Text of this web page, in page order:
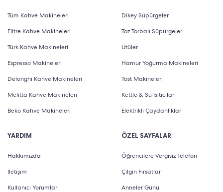
Tüm Kahve Makineleri
Filtre Kahve Makineleri
Türk Kahve Makineleri
Espresso Makineleri
Delonghi Kahve Makineleri
Melitta Kahve Makineleri
Beko Kahve Makineleri
YARDIM
Hakkımızda
İletişim
Kullanıcı Yorumları
Dikey Süpürgeler
Toz Torbalı Süpürgeler
Ütüler
Hamur Yoğurma Makineleri
Tost Makineleri
Kettle & Su Isıtıcılar
Elektrikli Çaydanlıklar
ÖZEL SAYFALAR
Öğrencilere Vergisiz Telefon
Çılgın Fırsatlar
Anneler Günü